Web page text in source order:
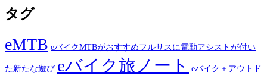
タグ
eMTB eバイクMTBがおすすめフルサスに電動アシストが付い
た新たな遊び eバイク旅ノート
eバイク＋アウトド